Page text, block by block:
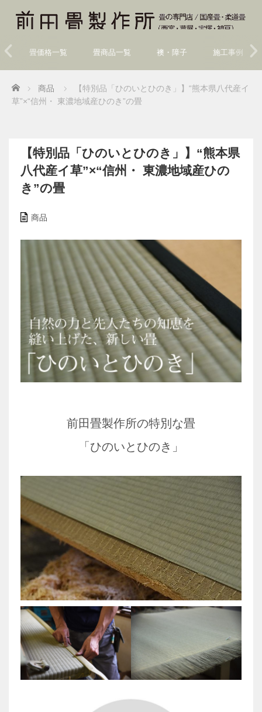
畳価格一覧 畳商品一覧 襖・障子 施工事例
Home 商品
【特別品「ひのいとひのき」】“熊本県八代産イ
草”×“信州・ 東濃地域産ひのき”の畳
【特別品「ひのいとひのき」】“熊本県
八代産イ草”×“信州・ 東濃地域産ひの
き”の畳
商品
前田畳製作所の特別な畳
「ひのいとひのき」